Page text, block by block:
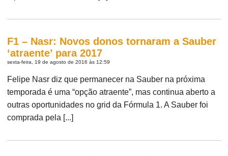
F1 – Nasr: Novos donos tornaram a Sauber
‘atraente’ para 2017
sexta-feira, 19 de agosto de 2016 às 12:59
Felipe Nasr diz que permanecer na Sauber na próxima
temporada é uma “opção atraente”, mas continua aberto a
outras oportunidades no grid da Fórmula 1. A Sauber foi
comprada pela [...]